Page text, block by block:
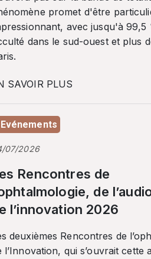
promet d'être
avec jusqu'à 99,5
dans le sud-ouest et plus
SAVOIR PLUS
07/2026
Rencontres de
de
l’innovation 2026
deuxièmes Rencontres de
l’Innovation, qui s’ouvrait cette